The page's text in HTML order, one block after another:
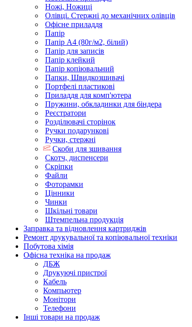
Ножі, Ножиці
Олівці. Стержні до механічних олівців
Офісне приладдя
Папір
Папір А4 (80г/м2, білий)
Папір для записів
Папір клейкий
Папір копіювальний
Папки, Швидкозшивачі
Портфелі пластикові
Приладдя для комп'ютера
Пружини, обкладинки для біндера
Реєстратори
Розділювачі сторінок
Ручки подарункові
Ручки, стержні
Скоби для зшивання
Скотч, диспенсери
Скріпки
Файли
Фоторамки
Цінники
Чинки
Шкільні товари
Штемпельна продукція
Заправка та відновлення картриджів
Ремонт друкувальної та копіювальної техніки
Побутова хімія
Офісна техніка на продаж
ДБЖ
Друкуючі пристрої
Кабель
Компьютер
Монітори
Телефони
Інші товари на продаж